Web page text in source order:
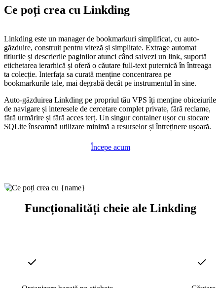
Ce poți crea cu Linkding
Linkding este un manager de bookmarkuri simplificat, cu auto-
găzduire, construit pentru viteză și simplitate. Extrage automat
titlurile și descrierile paginilor atunci când salvezi un link, suportă
etichetarea ierarhică și oferă o căutare full-text puternică în întreaga
ta colecție. Interfața sa curată menține concentrarea pe
bookmarkurile tale, mai degrabă decât pe instrumentul în sine.
Auto-găzduirea Linkding pe propriul tău VPS îți menține obiceiurile
de navigare și interesele de cercetare complet private, fără reclame,
fără urmărire și fără acces terț. Un singur container ușor cu stocare
SQLite înseamnă utilizare minimă a resurselor și întreținere ușoară.
Începe acum
Funcționalități cheie ale Linkding